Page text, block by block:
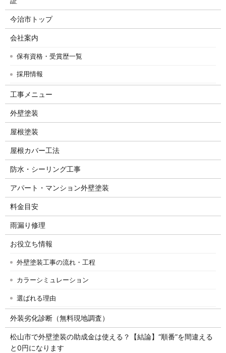
今治市トップ
会社案内
保有資格・受賞歴一覧
採用情報
工事メニュー
外壁塗装
屋根塗装
屋根カバー工法
防水・シーリング工事
アパート・マンション外壁塗装
料金目安
雨漏り修理
お役立ち情報
外壁塗装工事の流れ・工程
カラーシミュレーション
選ばれる理由
外装劣化診断（無料現地調査）
松山市で外壁塗装の助成金は使える？【結論】“順番”を間違える
と0円になります